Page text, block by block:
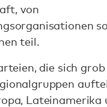
von
teil.
die sich
Lateinamerika